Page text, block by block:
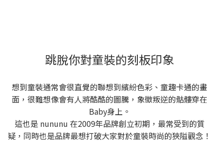
跳脫你對童裝的刻板印象
想到童裝通常會很直覺的聯想到繽紛色彩、童趣卡通的畫
面，很難想像會有人將酷酷的圖騰，象徵叛逆的骷髏穿在
Baby身上。
這也是 nununu 在2009年品牌創立初期，最常受到的質
疑，同時也是品牌最想打破大家對於童裝時尚的狹隘觀念！